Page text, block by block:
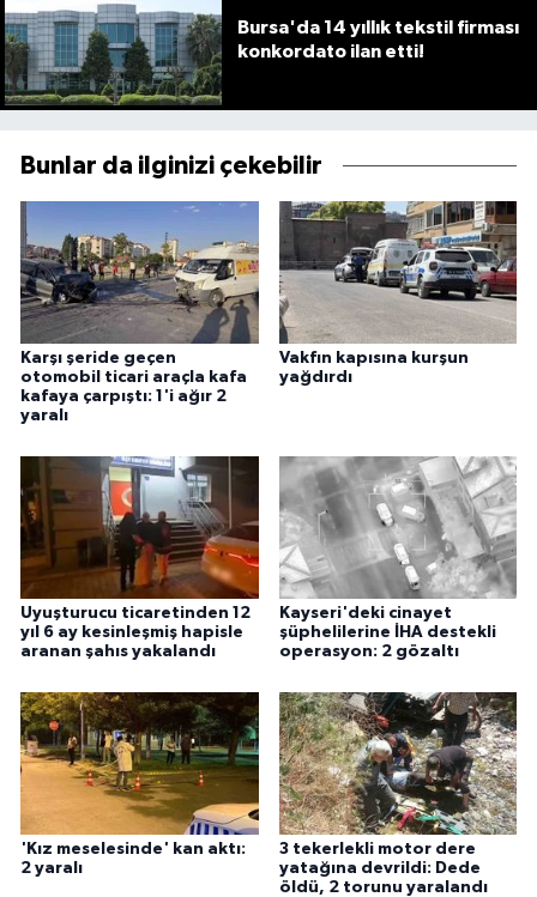
Bursa'da 14 yıllık tekstil firması
konkordato ilan etti!
Bunlar da ilginizi çekebilir
Karşı şeride geçen
otomobil ticari araçla kafa
kafaya çarpıştı: 1'i ağır 2
yaralı
Vakfın kapısına kurşun
yağdırdı
Uyuşturucu ticaretinden 12
yıl 6 ay kesinleşmiş hapisle
aranan şahıs yakalandı
Kayseri'deki cinayet
şüphelilerine İHA destekli
operasyon: 2 gözaltı
'Kız meselesinde' kan aktı:
2 yaralı
3 tekerlekli motor dere
yatağına devrildi: Dede
öldü, 2 torunu yaralandı